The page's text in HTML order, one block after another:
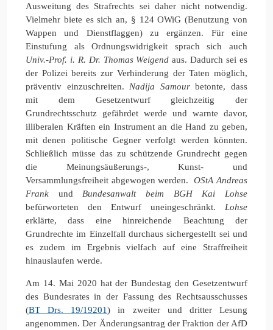
Ausweitung des Strafrechts sei daher nicht notwendig.
Vielmehr biete es sich an, § 124 OWiG (Benutzung von
Wappen und Dienstflaggen) zu ergänzen. Für eine
Einstufung als Ordnungswidrigkeit sprach sich auch
Univ.-Prof. i. R. Dr. Thomas Weigend aus. Dadurch sei es
der Polizei bereits zur Verhinderung der Taten möglich,
präventiv einzuschreiten. Nadija Samourbetonte, dass
mit dem Gesetzentwurf gleichzeitig der
Grundrechtsschutz gefährdet werde und warnte davor,
illiberalen Kräften ein Instrument an die Hand zu geben,
mit denen politische Gegner verfolgt werden könnten.
Schließlich müsse das zu schützende Grundrecht gegen
die Meinungsäußerungs-, Kunst- und
Versammlungsfreiheit abgewogen werden.OStA Andreas
Frank und Bundesanwalt beim BGH Kai Lohse
befürworteten den Entwurf uneingeschränkt. Lohse
erklärte, dass eine hinreichende Beachtung der
Grundrechte im Einzelfall durchaus sichergestellt sei und
es zudem im Ergebnis vielfach auf eine Straffreiheit
hinauslaufen werde.
Am 14. Mai 2020 hat der Bundestag den Gesetzentwurf
des Bundesrates in der Fassung des Rechtsausschusses
(BT Drs. 19/19201) in zweiter und dritter Lesung
angenommen. Der Änderungsantrag der Fraktion der AfD